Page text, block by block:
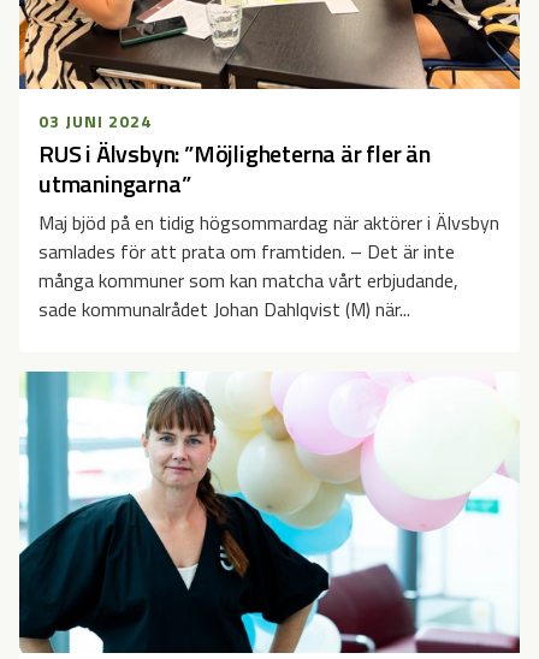
RUS i Älvsbyn: ”Möjligheterna är fler än
utmaningarna”
03 JUNI 2024
Maj bjöd på en tidig högsommardag när aktörer i Älvsbyn
samlades för att prata om framtiden. – Det är inte
många kommuner som kan matcha vårt erbjudande,
sade kommunalrådet Johan Dahlqvist (M) när...